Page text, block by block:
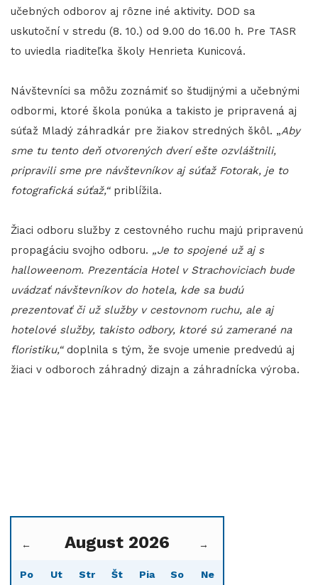
učebných odborov aj rôzne iné aktivity. DOD sa
uskutoční v stredu (8. 10.) od 9.00 do 16.00 h. Pre TASR
to uviedla riaditeľka školy Henrieta Kunicová.
Návštevníci sa môžu zoznámiť so študijnými a učebnými
odbormi, ktoré škola ponúka a takisto je pripravená aj
súťaž Mladý záhradkár pre žiakov stredných škôl. „Aby
sme tu tento deň otvorených dverí ešte ozvláštnili,
pripravili sme pre návštevníkov aj súťaž Fotorak, je to
fotografická súťaž,“priblížila.
Žiaci odboru služby z cestovného ruchu majú pripravenú
propagáciu svojho odboru. „Je to spojené už aj s
halloweenom. Prezentácia Hotel v Strachoviciach bude
uvádzať návštevníkov do hotela, kde sa budú
prezentovať či už služby v cestovnom ruchu, ale aj
hotelové služby, takisto odbory, ktoré sú zamerané na
floristiku,“doplnila s tým, že svoje umenie predvedú aj
žiaci v odboroch záhradný dizajn a záhradnícka výroba.
← August 2026 →
Po Ut Str Št Pia So Ne